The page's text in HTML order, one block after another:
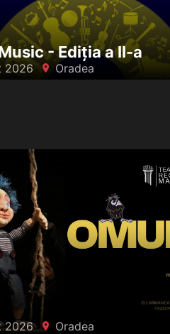
- Ediția a II-a
2026 󰍎 Oradea
2026 󰍎 Oradea